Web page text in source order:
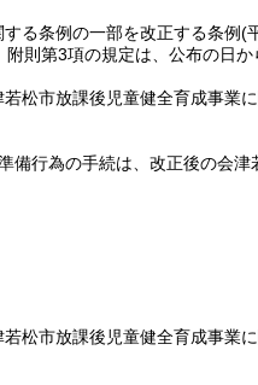
る条例の一部を改正する条例(
附則第3項の規定は、公布の日か
松市放課後児童健全育成事業
備行為の手続は、改正後の会
松市放課後児童健全育成事業